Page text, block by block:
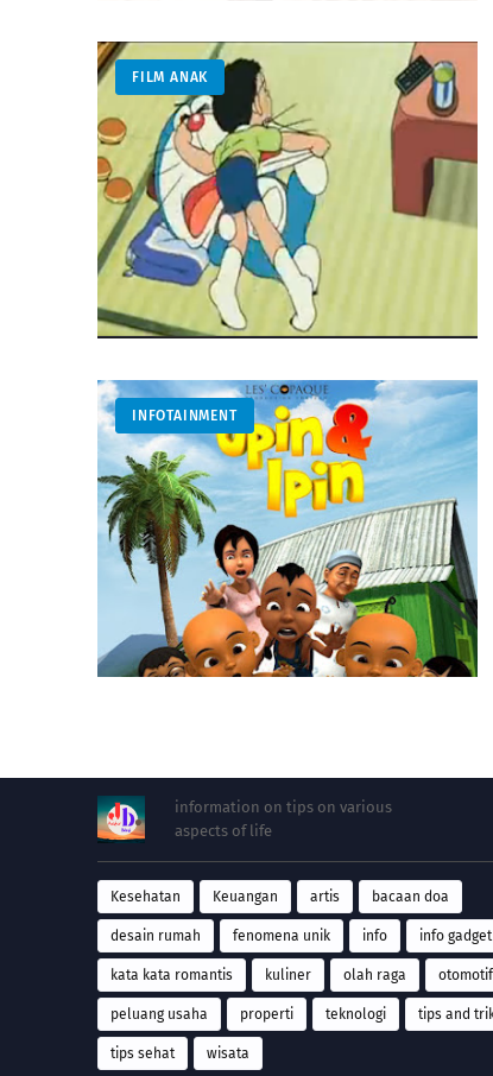
FILM ANAK
INFOTAINMENT
information on tips on various
aspects of life
Kesehatan Keuangan artis bacaan doa
desain rumah fenomena unik info info gadget
kata kata romantis kuliner olah raga otomotif
peluang usaha properti teknologi tips and
tips sehat wisata